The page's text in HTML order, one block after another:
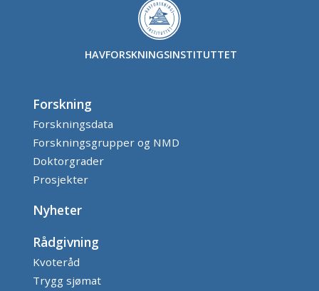
HAVFORSKNINGSINSTITUTTET
Forskning
Forskningsdata
Forskningsgrupper og NMD
Doktorgrader
Prosjekter
Nyheter
Rådgivning
Kvoteråd
Trygg sjømat